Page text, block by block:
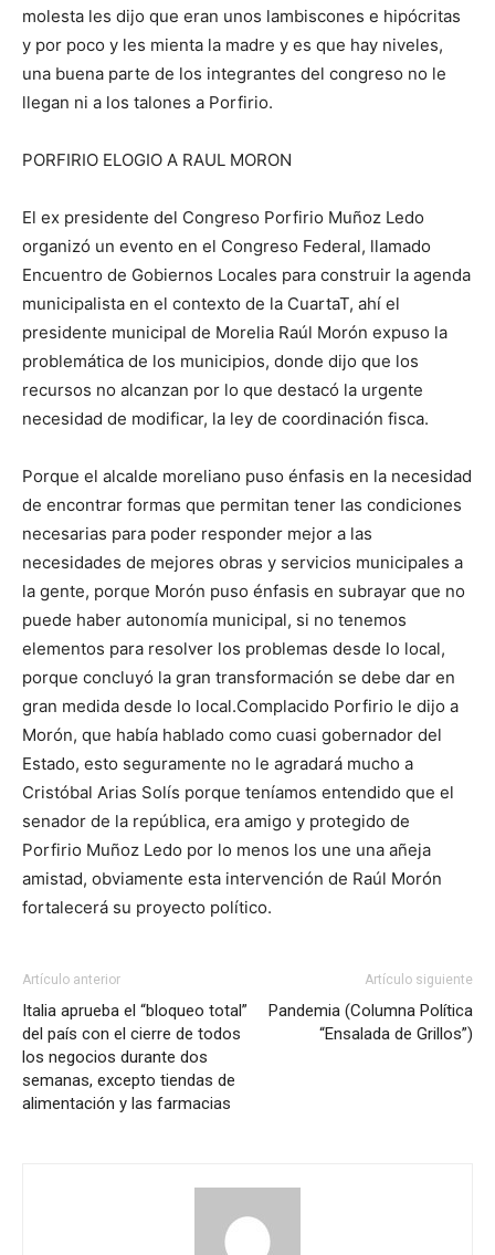
molesta les dijo que eran unos lambiscones e hipócritas
y por poco y les mienta la madre y es que hay niveles,
una buena parte de los integrantes del congreso no le
llegan ni a los talones a Porfirio.
PORFIRIO ELOGIO A RAUL MORON
El ex presidente del Congreso Porfirio Muñoz Ledo
organizó un evento en el Congreso Federal, llamado
Encuentro de Gobiernos Locales para construir la agenda
municipalista en el contexto de la CuartaT, ahí el
presidente municipal de Morelia Raúl Morón expuso la
problemática de los municipios, donde dijo que los
recursos no alcanzan por lo que destacó la urgente
necesidad de modificar, la ley de coordinación fisca.
Porque el alcalde moreliano puso énfasis en la necesidad
de encontrar formas que permitan tener las condiciones
necesarias para poder responder mejor a las
necesidades de mejores obras y servicios municipales a
la gente, porque Morón puso énfasis en subrayar que no
puede haber autonomía municipal, si no tenemos
elementos para resolver los problemas desde lo local,
porque concluyó la gran transformación se debe dar en
gran medida desde lo local.Complacido Porfirio le dijo a
Morón, que había hablado como cuasi gobernador del
Estado, esto seguramente no le agradará mucho a
Cristóbal Arias Solís porque teníamos entendido que el
senador de la república, era amigo y protegido de
Porfirio Muñoz Ledo por lo menos los une una añeja
amistad, obviamente esta intervención de Raúl Morón
fortalecerá su proyecto político.
Artículo anterior
Italia aprueba el “bloqueo total”
del país con el cierre de todos
los negocios durante dos
semanas, excepto tiendas de
alimentación y las farmacias
Artículo siguiente
Pandemia (Columna Política
“Ensalada de Grillos”)